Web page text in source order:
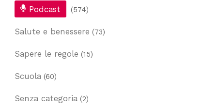
Podcast (574)
Salute e benessere (73)
Sapere le regole (15)
Scuola (60)
Senza categoria (2)